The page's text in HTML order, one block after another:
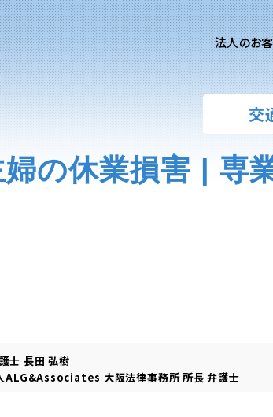
法人のお
法人のお客様ご相談
ベトナム進出支援相談サイト
個人のお客様ご相談
離婚問題
交
の休業損害 | 専
士 長田 弘樹
ALG&Associates 大阪法律事務所所長 弁護士